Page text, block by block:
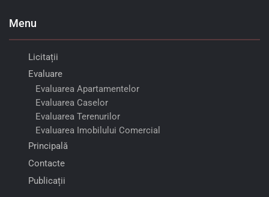
Menu
Licitații
Evaluare
Evaluarea Apartamentelor
Evaluarea Caselor
Evaluarea Terenurilor
Evaluarea Imobilului Comercial
Principală
Contacte
Publicații